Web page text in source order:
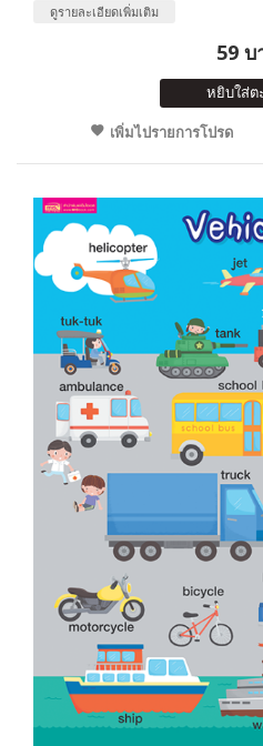
ดูรายละเอียดเพิ่มเติม
59 บ
หยิบใส่ต
เพิ่มไปรายการโปรด